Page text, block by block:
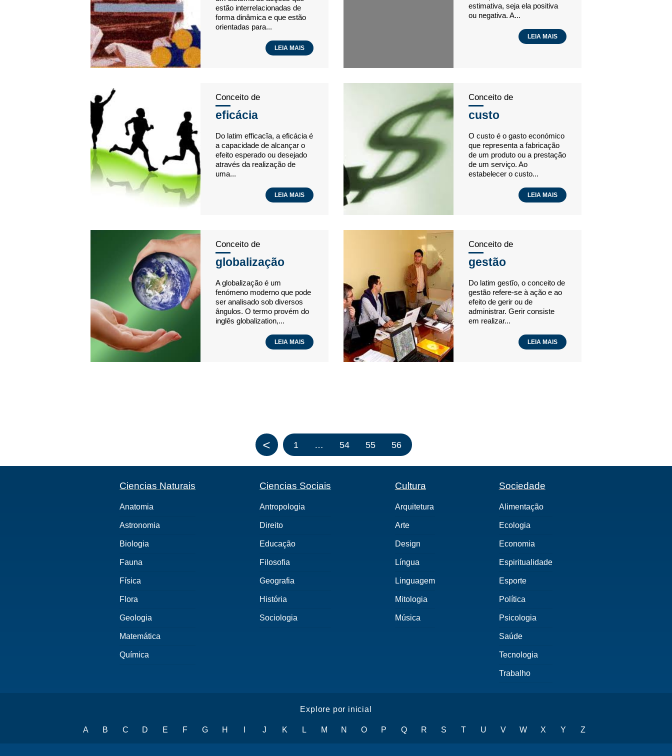
estão interrelacionadas de
forma dinâmica e que estão
orientadas para...
LEIA MAIS
estimativa, seja ela positiva
ou negativa. A...
LEIA MAIS
Conceito de
eficácia
Do latim efficacĭa, a eficácia é
a capacidade de alcançar o
efeito esperado ou desejado
através da realização de
uma...
LEIA MAIS
Conceito de
custo
O custo é o gasto económico
que representa a fabricação
de um produto ou a prestação
de um serviço. Ao
estabelecer o custo...
LEIA MAIS
Conceito de
globalização
A globalização é um
fenómeno moderno que pode
ser analisado sob diversos
ângulos. O termo provém do
inglês globalization,...
LEIA MAIS
Conceito de
gestão
Do latim gestĭo, o conceito de
gestão refere-se à ação e ao
efeito de gerir ou de
administrar. Gerir consiste
em realizar...
LEIA MAIS
< 1 … 54 55 56
Ciencias Naturais
Anatomia
Astronomia
Biologia
Fauna
Física
Flora
Geologia
Matemática
Química
Ciencias Sociais
Antropologia
Direito
Educação
Filosofia
Geografia
História
Sociologia
Cultura
Arquitetura
Arte
Design
Língua
Linguagem
Mitologia
Música
Sociedade
Alimentação
Ecologia
Economia
Espiritualidade
Esporte
Política
Psicologia
Saúde
Tecnologia
Trabalho
Explore por inicial
A B C D E F G H J K L M N O P Q R S T U V W X Y Z